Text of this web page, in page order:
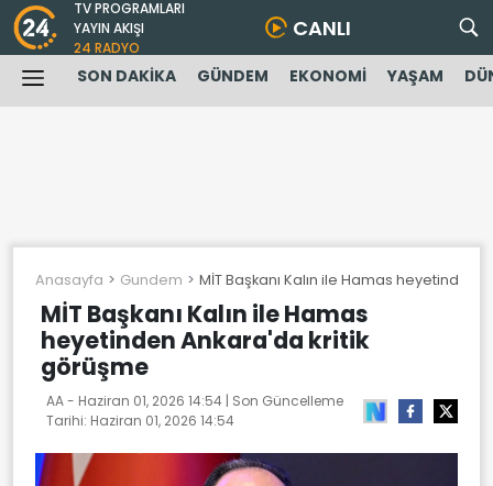
TV PROGRAMLARI
YAYIN AKIŞI
24 RADYO
CANLI
SON DAKİKA GÜNDEM EKONOMİ YAŞAM
Anasayfa Gundem MİT Başkanı Kalın ile Hamas heyetinden
MİT Başkanı Kalın ile Hamas
heyetinden Ankara'da kritik
görüşme
AA - Haziran 01, 2026 14:54 | Son Güncelleme
Tarihi: Haziran 01, 2026 14:54